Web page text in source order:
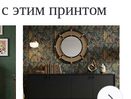
этим принтом